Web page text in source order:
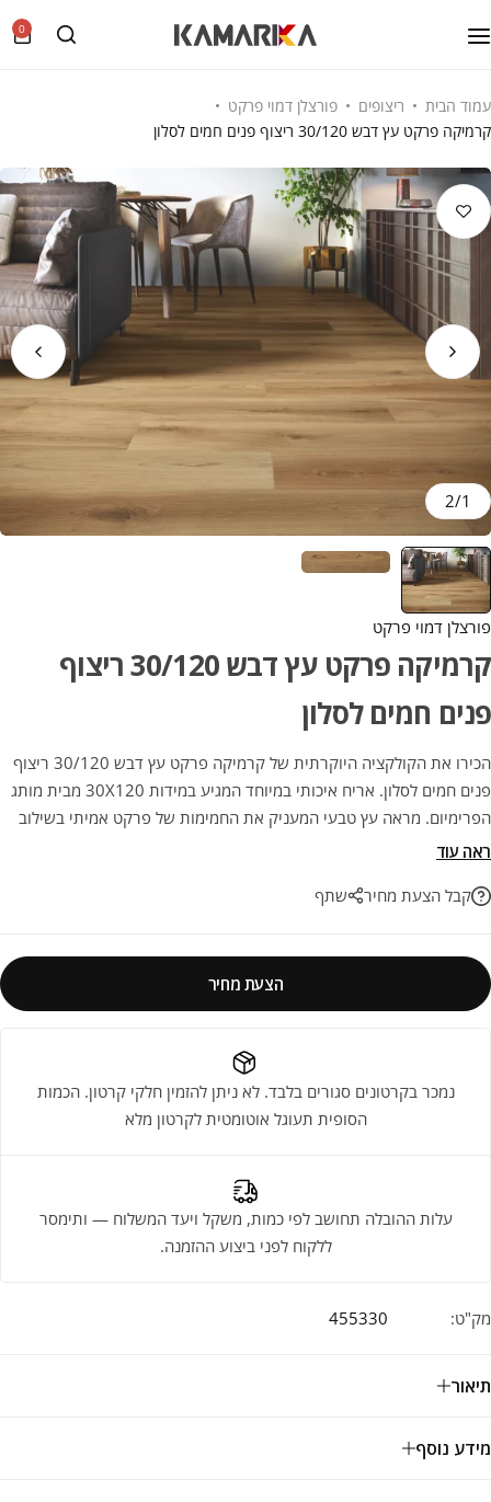
0
עמוד הבית ריצופים
פורצלן דמוי פרקט
קרמיקה פרקט עץ דבש 30/120 ריצוף פנים חמים לסלון
1
/
2
פורצלן דמוי פרקט
קרמיקה פרקט עץ דבש 30/120 ריצוף
פנים חמים לסלון
הכירו את הקולקציה היוקרתית של קרמיקה פרקט עץ דבש 30/120 ריצוף
פנים חמים לסלון. אריח איכותי במיוחד המגיע במידות 30X120 מבית מותג
הפרימיום. מראה עץ טבעי המעניק את החמימות של פרקט אמיתי בשילוב
עם העמידות הבלתי מתפשרת של גרניט פורצלן, ללא שריטות וללא צורך
ראה עוד
קבל הצעת מחיר
שתף
הצעת מחיר
נמכר בקרטונים סגורים בלבד. לא ניתן להזמין חלקי קרטון. הכמות
הסופית תעוגל אוטומטית לקרטון מלא
עלות ההובלה תחושב לפי כמות, משקל ויעד המשלוח — ותימסר
ללקוח לפני ביצוע ההזמנה.
מק"ט: 455330
תיאור
מידע נוסף